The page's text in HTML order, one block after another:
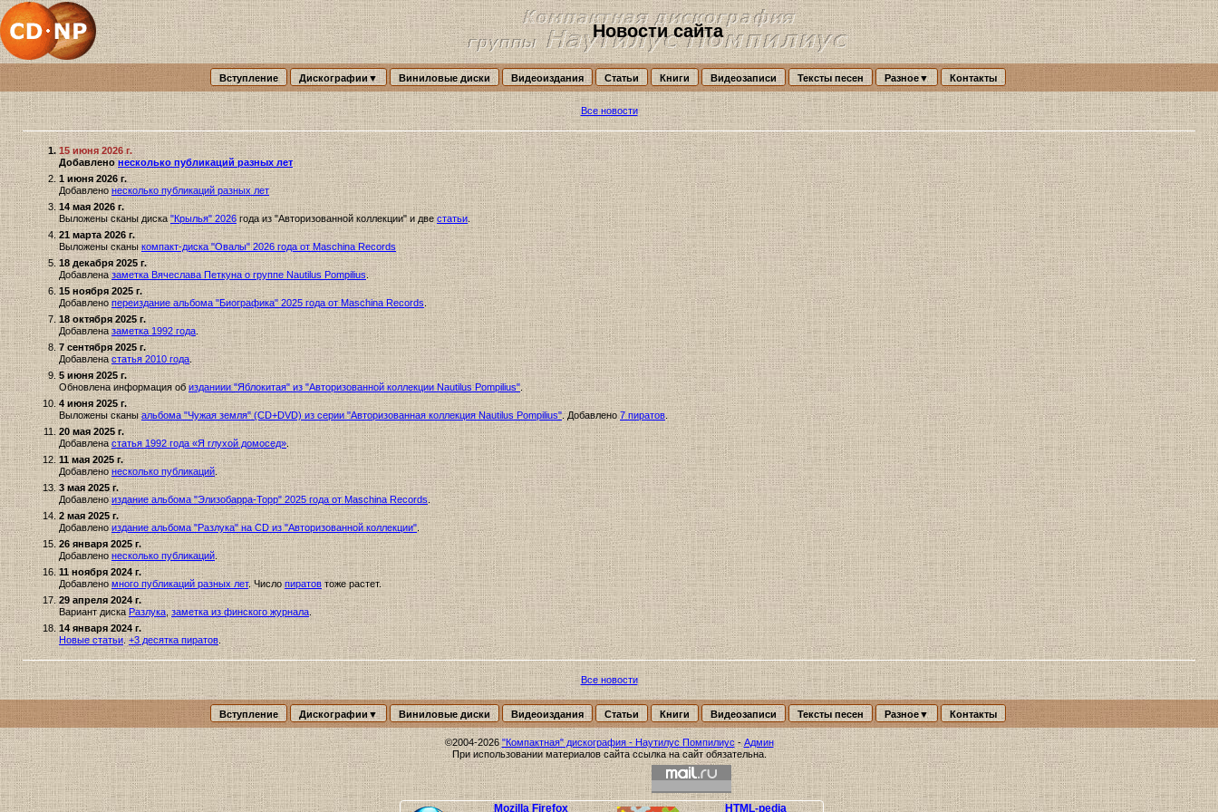
Новости сайта
Вступление Дискографии▼ Виниловые диски Видеоиздания Статьи Книги Видеозаписи Тексты песен Разное▼ Контакты
Все новости
15 июня 2026 г.
Добавленонесколько публикаций разных лет
1 июня 2026 г.
Добавленонесколько публикаций разных лет
14 мая 2026 г.
Выложены сканы диска"Крылья" 2026года из "Авторизованной коллекции" и двестатьи.
21 марта 2026 г.
Выложены сканыкомпакт-диска "Овалы" 2026 года от Maschina Records
18 декабря 2025 г.
Добавленазаметка Вячеслава Петкуна о группе Nautilus Pompilius.
15 ноября 2025 г.
Добавленопереиздание альбома "Биографика" 2025 года от Maschina Records.
18 октября 2025 г.
Добавлена заметка 1992 года.
7 сентября 2025 г.
Добавленастатья 2010 года.
5 июня 2025 г.
Обновлена информация об изданиии "Яблокитая" из "Авторизованной коллекции Nautilus Pompilius".
4 июня 2025 г.
Выложены сканыальбома "Чужая земля" (CD+DVD) из серии "Авторизованная коллекция Nautilus Pompilius". Добавлено7 пиратов.
20 мая 2025 г.
Добавленастатья 1992 года «Я глухой домосед»
11 мая 2025 г.
Добавленонесколько публикаций.
3 мая 2025 г.
Добавленоиздание альбома "Элизобарра-Торр" 2025 года от Maschina Records
2 мая 2025 г.
Добавленоиздание альбома "Разлука" на CD из "Авторизованной коллекции"
26 января 2025 г.
Добавленонесколько публикаций.
11 ноября 2024 г.
Добавленомного публикаций разных лет. Число пиратовтоже растет.
29 апреля 2024 г.
Вариант диска Разлука,заметка из финского журнала.
14 января 2024 г.
Новые статьи.+3 десятка пиратов.
Все новости
Вступление Дискографии▼ Виниловые диски Видеоиздания Статьи Книги Видеозаписи Тексты песен Разное▼ Контакты
©2004-2026"Компактная" дискография - Наутилус Помпилиус-Админ
При использовании материалов сайта ссылка на сайт обязательна.
Mozilla Firefox HTML-pedia